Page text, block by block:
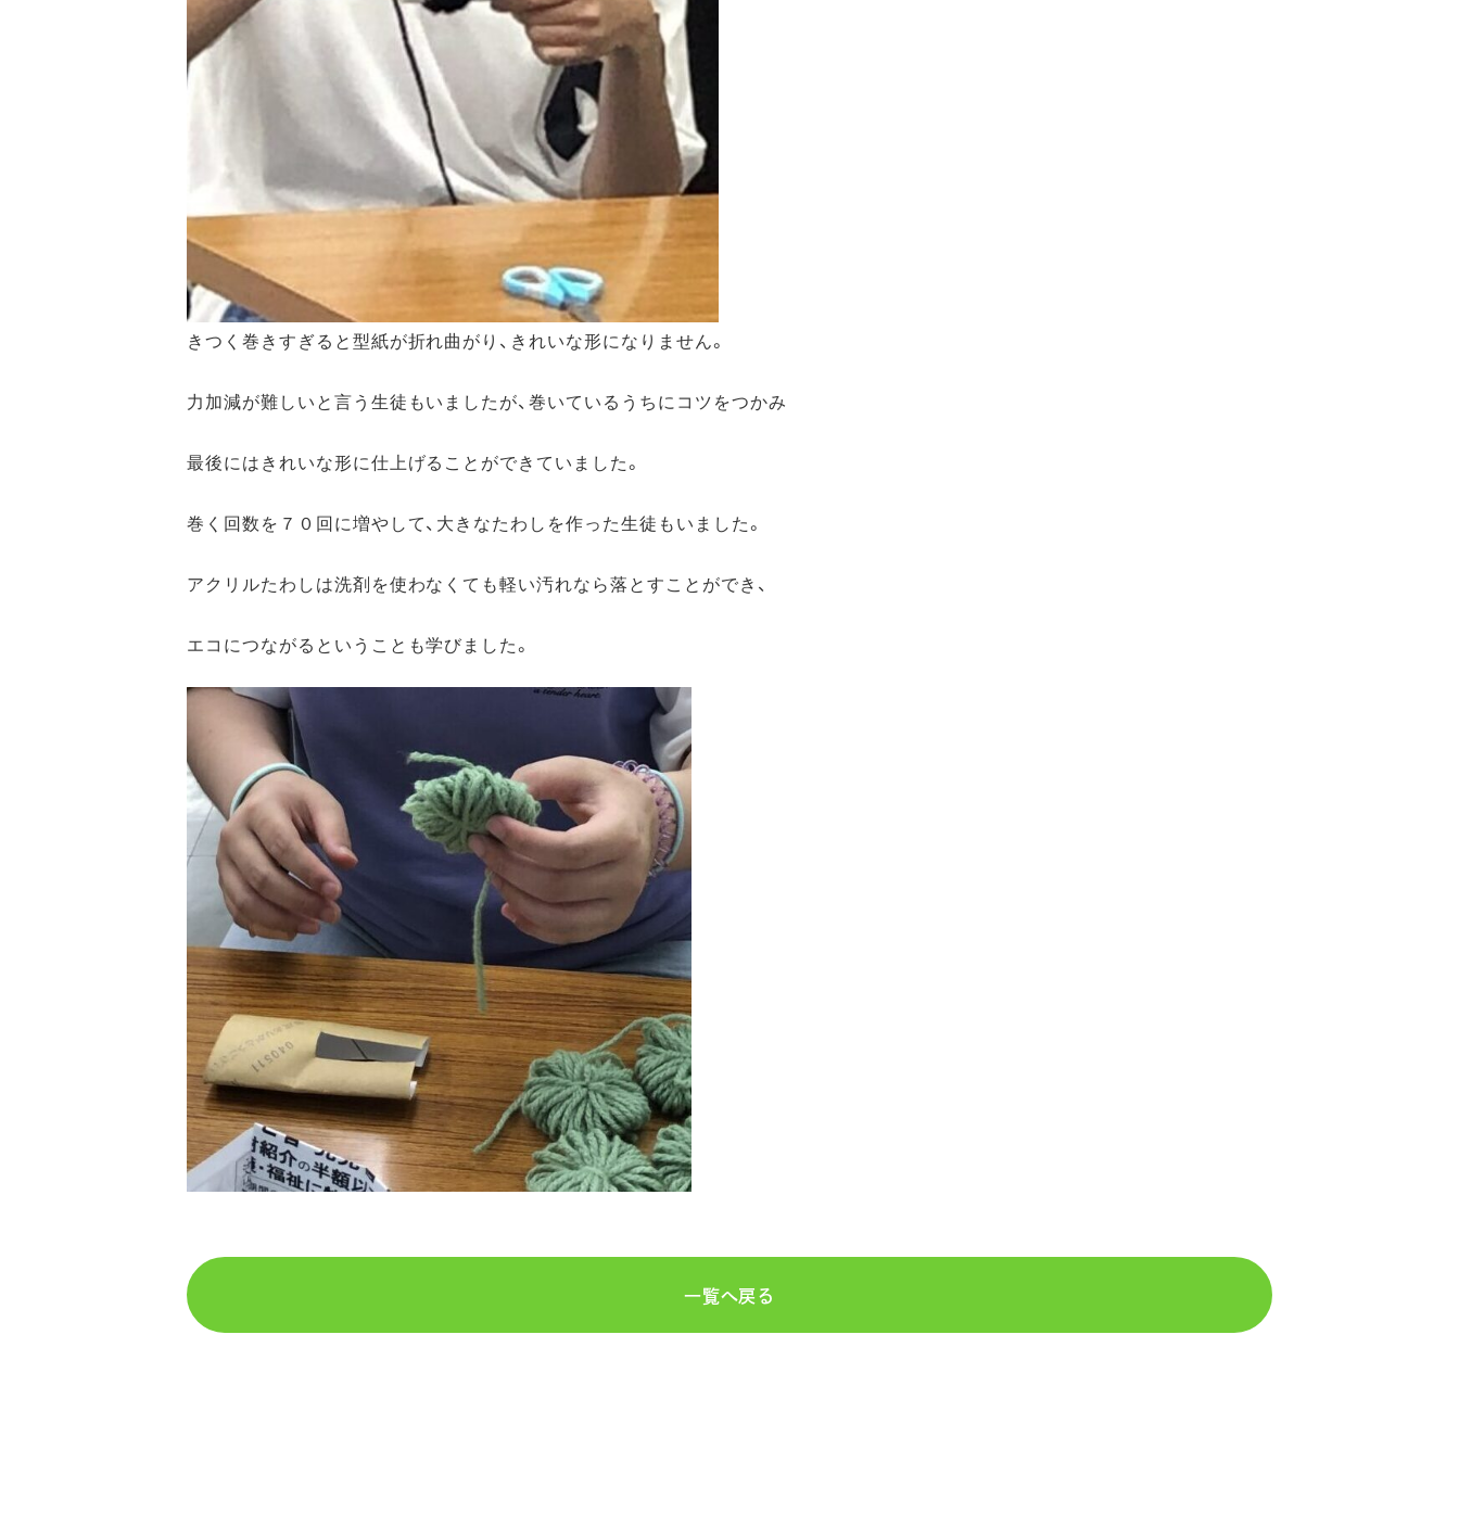
きつく巻きすぎると型紙が折れ曲がり、きれいな形になりません。
力加減が難しいと言う生徒もいましたが、巻いているうちにコツをつかみ
最後にはきれいな形に仕上げることができていました。
巻く回数を７０回に増やして、大きなたわしを作った生徒もいました。
アクリルたわしは洗剤を使わなくても軽い汚れなら落とすことができ、
エコにつながるということも学びました。
一覧へ戻る